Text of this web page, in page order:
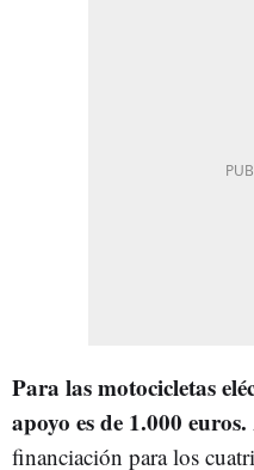
Para las motocicletas
apoyo es de 1.000 euros.
financiación para los